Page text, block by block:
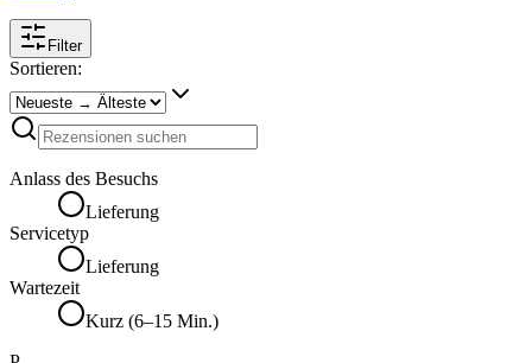
Filter
Sortieren:
Anlass des Besuchs
Lieferung
Servicetyp
Lieferung
Wartezeit
Kurz (6–15 Min.)